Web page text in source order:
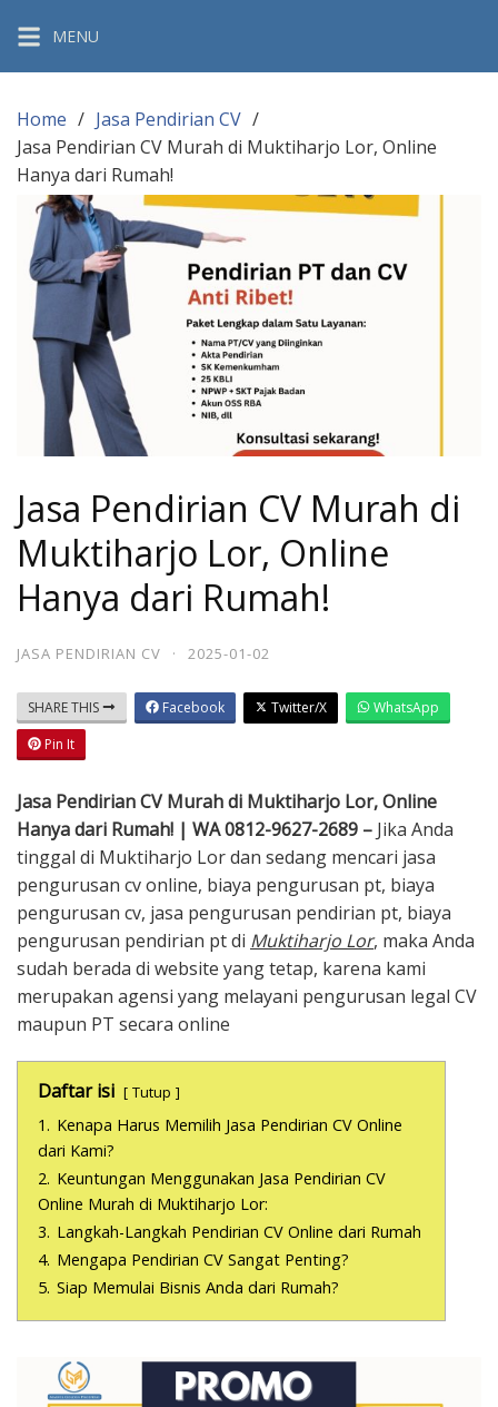
content
MENU
Home
Jasa Pendirian CV
Jasa Pendirian CV Murah di Muktiharjo Lor, Online
Hanya dari Rumah!
Jasa Pendirian CV Murah di
Muktiharjo Lor, Online
Hanya dari Rumah!
JASA PENDIRIAN CV · 2025-01-02
SHARE THIS Facebook Twitter/X
WhatsApp
Pin It
Jasa Pendirian CV Murah di Muktiharjo Lor, Online
Hanya dari Rumah! | WA 0812-9627-2689 – Jika Anda
tinggal di Muktiharjo Lor dan sedang mencari jasa
pengurusan cv online, biaya pengurusan pt, biaya
pengurusan cv, jasa pengurusan pendirian pt, biaya
pengurusan pendirian pt di Muktiharjo Lor, maka Anda
sudah berada di website yang tetap, karena kami
merupakan agensi yang melayani pengurusan legal CV
maupun PT secara online
Daftar isi Tutup
1. Kenapa Harus Memilih Jasa Pendirian CV Online
dari Kami?
2. Keuntungan Menggunakan Jasa Pendirian CV
Online Murah di Muktiharjo Lor:
3. Langkah-Langkah Pendirian CV Online dari Rumah
4. Mengapa Pendirian CV Sangat Penting?
5. Siap Memulai Bisnis Anda dari Rumah?